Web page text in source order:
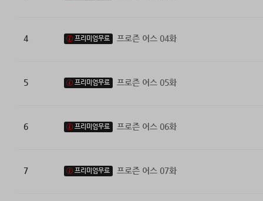
4 프리미엄무료 프로즌 어스 04화
5 프리미엄무료 프로즌 어스 05화
6 프리미엄무료 프로즌 어스 06화
7 프리미엄무료 프로즌 어스 07화